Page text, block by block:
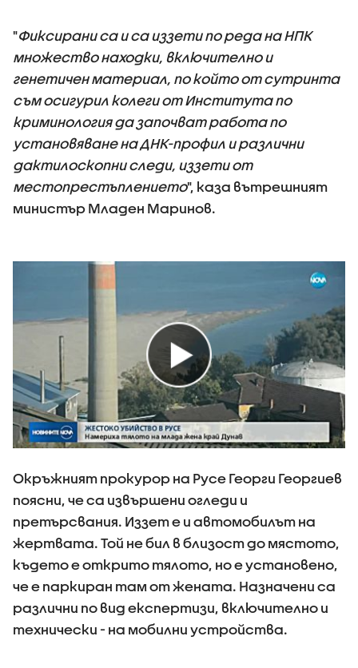
"Фиксирани са и са иззети по реда на НПК
множество находки, включително и
генетичен материал, по който от сутринта
съм осигурил колеги от Института по
криминология да започват работа по
установяване на ДНК-профил и различни
дактилоскопни следи, иззети от
местопрестъплението", каза вътрешният
министър Младен Маринов.
Окръжният прокурор на Русе Георги Георгиев
поясни, че са извършени огледи и
претърсвания. Иззет е и автомобилът на
жертвата. Той не бил в близост до мястото,
където е открито тялото, но е установено,
че е паркиран там от жената. Назначени са
различни по вид експертизи, включително и
технически - на мобилни устройства.